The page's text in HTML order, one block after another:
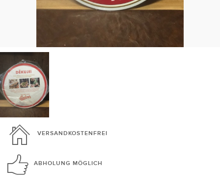
VERSANDKOSTENFREI
ABHOLUNG MÖGLICH